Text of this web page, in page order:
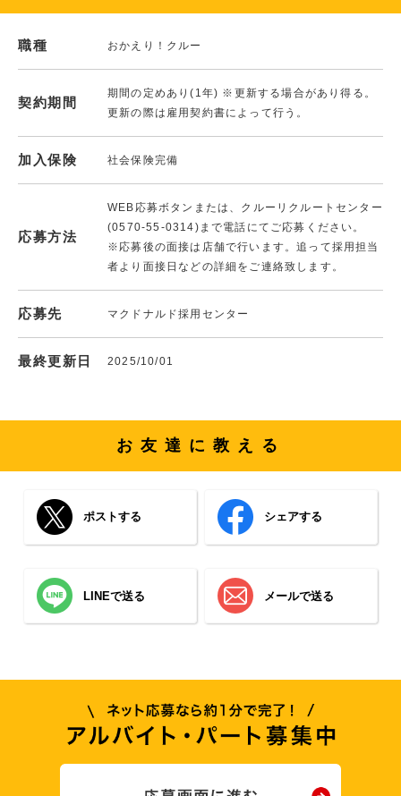
職種 おかえり！クルー
契約期間
期間の定めあり(1年) ※更新する場合があり得る。
更新の際は雇用契約書によって行う。
加入保険 社会保険完備
応募方法
WEB応募ボタンまたは、クルーリクルートセンター
(0570-55-0314)まで電話にてご応募ください。
※応募後の面接は店舗で行います。追って採用担当
者より面接日などの詳細をご連絡致します。
応募先 マクドナルド採用センター
最終更新日 2025/10/01
お友達に教える
ポストする シェアする
LINEで送る メールで送る